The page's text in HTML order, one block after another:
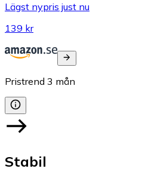
Lägst nypris just nu
139 kr
Pristrend 3 mån
Stabil